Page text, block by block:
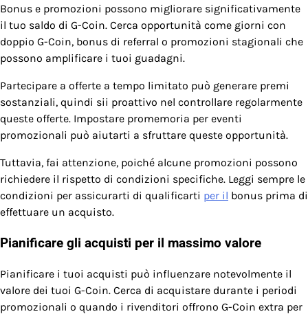
Bonus e promozioni possono migliorare significativamente
il tuo saldo di G-Coin. Cerca opportunità come giorni con
doppio G-Coin, bonus di referral o promozioni stagionali che
possono amplificare i tuoi guadagni.
Partecipare a offerte a tempo limitato può generare premi
sostanziali, quindi sii proattivo nel controllare regolarmente
queste offerte. Impostare promemoria per eventi
promozionali può aiutarti a sfruttare queste opportunità.
Tuttavia, fai attenzione, poiché alcune promozioni possono
richiedere il rispetto di condizioni specifiche. Leggi sempre le
condizioni per assicurarti di qualificarti per il bonus prima di
effettuare un acquisto.
Pianificare gli acquisti per il massimo valore
Pianificare i tuoi acquisti può influenzare notevolmente il
valore dei tuoi G-Coin. Cerca di acquistare durante i periodi
promozionali o quando i rivenditori offrono G-Coin extra per